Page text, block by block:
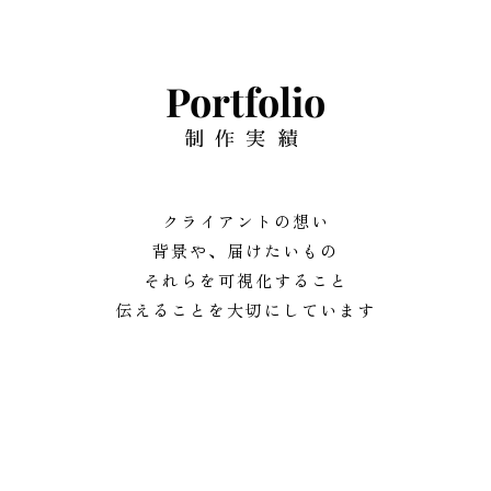
Portfolio
制作実績
クライアントの想い
背景や、届けたいもの
それらを可視化すること
伝えることを大切にしています